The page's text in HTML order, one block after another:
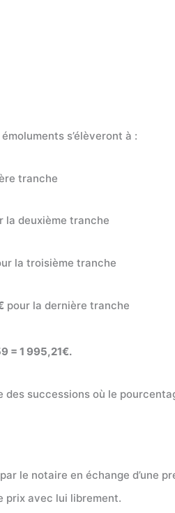
s’élèveront à :
tranche
la deuxième tranche
la troisième tranche
pour la dernière tranche
= 1 995,21€.
des successions où le
le notaire en échange
prix avec lui librement.